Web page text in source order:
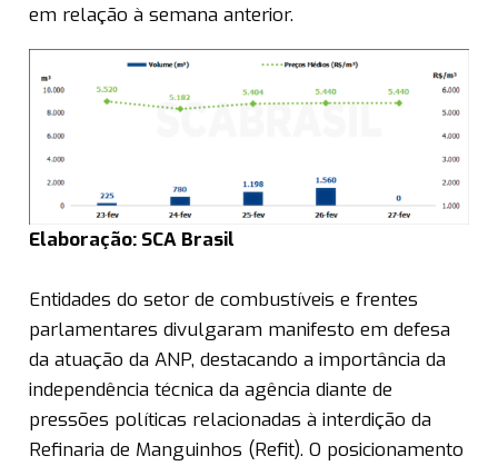
em relação à semana anterior.
Elaboração: SCA Brasil
Entidades do setor de combustíveis e frentes
parlamentares divulgaram manifesto em defesa
da atuação da ANP, destacando a importância da
independência técnica da agência diante de
pressões políticas relacionadas à interdição da
Refinaria de Manguinhos (Refit). O posicionamento